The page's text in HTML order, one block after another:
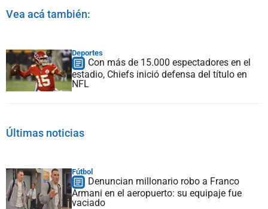
Vea acá también:
Deportes
Con más de 15.000 espectadores en el
estadio, Chiefs inició defensa del título en
NFL
Últimas noticias
Fútbol
Denuncian millonario robo a Franco
Armani en el aeropuerto: su equipaje fue
vaciado